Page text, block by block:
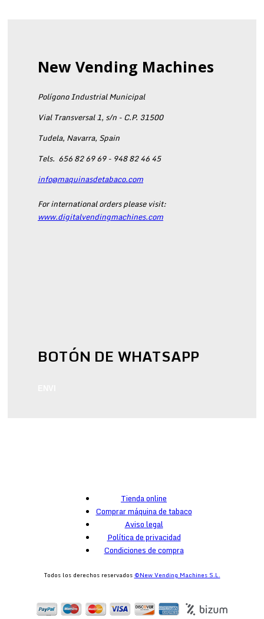
New Vending Machines
Polígono Industrial Municipal
Vial Transversal 1, s/n - C.P. 31500
Tudela, Navarra, Spain
Tels. 656 82 69 69 - 948 82 46 45
info@maquinasdetabaco.com
For international orders please visit:
www.digitalvendingmachines.com
BOTÓN DE WHATSAPP
Tienda online
Comprar máquina de tabaco
Aviso legal
Política de privacidad
Condiciones de compra
Todos los derechos reservados ©New Vending Machines S.L.